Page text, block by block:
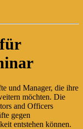
und Manager, die ihre
möchten. Die
and Officers
gegen
entstehen können.